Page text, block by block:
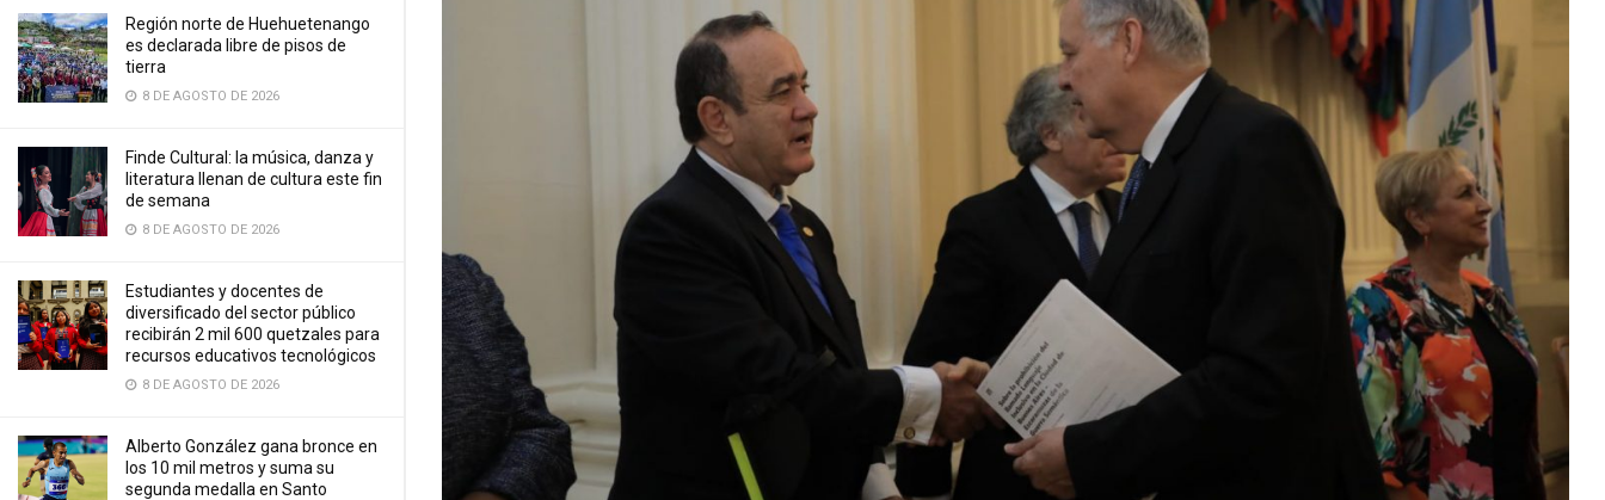
Región norte de Huehuetenango
es declarada libre de pisos de
tierra
8 DE AGOSTO DE 2026
Finde Cultural: la música, danza y
literatura llenan de cultura este fin
de semana
8 DE AGOSTO DE 2026
Estudiantes y docentes de
diversificado del sector público
recibirán 2 mil 600 quetzales para
recursos educativos tecnológicos
8 DE AGOSTO DE 2026
Alberto González gana bronce en
los 10 mil metros y suma su
segunda medalla en Santo